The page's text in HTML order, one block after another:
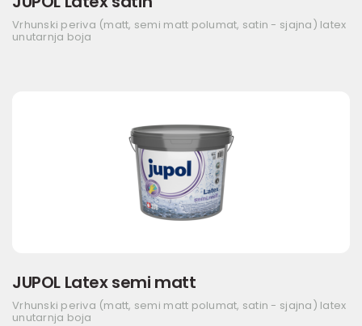
Vrhunski periva (matt, semi matt polumat, satin - sjajna) latex
unutarnja boja
JUPOL Latex semi matt
Vrhunski periva (matt, semi matt polumat, satin - sjajna) latex
unutarnja boja